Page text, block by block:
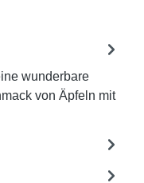
wunderbare
von Äpfeln mit